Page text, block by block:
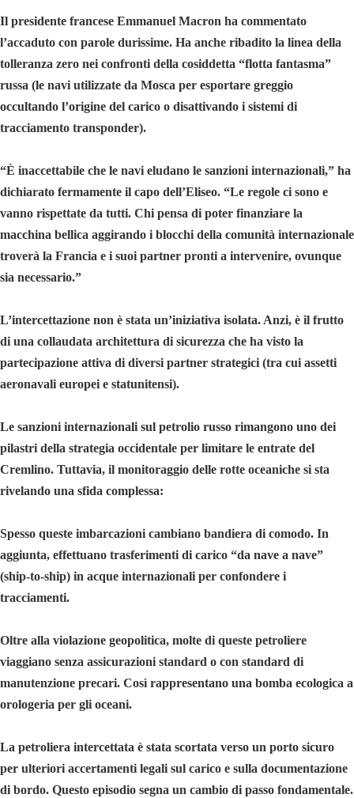
Il presidente francese Emmanuel Macron ha commentato
l’accaduto con parole durissime. Ha anche ribadito la linea della
tolleranza zero nei confronti della cosiddetta “flotta fantasma”
russa (le navi utilizzate da Mosca per esportare greggio
occultando l’origine del carico o disattivando i sistemi di
tracciamento transponder).
“È inaccettabile che le navi eludano le sanzioni internazionali,” ha
dichiarato fermamente il capo dell’Eliseo. “Le regole ci sono e
vanno rispettate da tutti. Chi pensa di poter finanziare la
macchina bellica aggirando i blocchi della comunità internazionale
troverà la Francia e i suoi partner pronti a intervenire, ovunque
sia necessario.”
L’intercettazione non è stata un’iniziativa isolata. Anzi, è il frutto
di una collaudata architettura di sicurezza che ha visto la
partecipazione attiva di diversi partner strategici (tra cui assetti
aeronavali europei e statunitensi).
Le sanzioni internazionali sul petrolio russo rimangono uno dei
pilastri della strategia occidentale per limitare le entrate del
Cremlino. Tuttavia, il monitoraggio delle rotte oceaniche si sta
rivelando una sfida complessa:
Spesso queste imbarcazioni cambiano bandiera di comodo. In
aggiunta, effettuano trasferimenti di carico “da nave a nave”
(ship-to-ship) in acque internazionali per confondere i
tracciamenti.
Oltre alla violazione geopolitica, molte di queste petroliere
viaggiano senza assicurazioni standard o con standard di
manutenzione precari. Così rappresentano una bomba ecologica a
orologeria per gli oceani.
La petroliera intercettata è stata scortata verso un porto sicuro
per ulteriori accertamenti legali sul carico e sulla documentazione
di bordo. Questo episodio segna un cambio di passo fondamentale.